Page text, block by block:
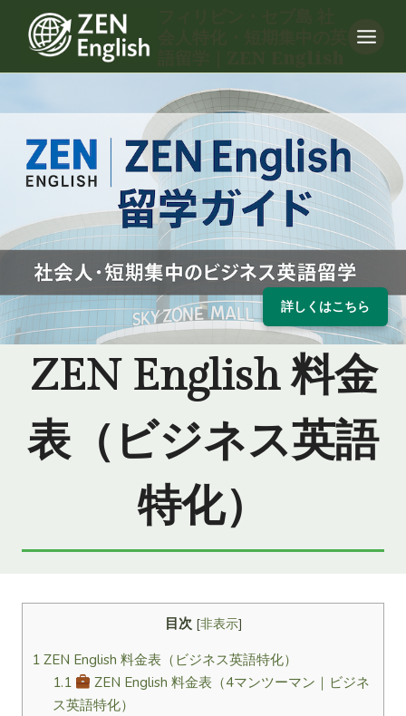
キ
詳しくはこちら
ZEN English 料金
表（ビジネス英語
特化）
目次 [非表示]
1 ZEN English 料金表（ビジネス英語特化）
1.1
ZEN English 料金表（4マンツーマン｜ビジネ
ス英語特化）